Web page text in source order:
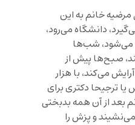
خانم به این
دانشگاه می‌رود،
می‌شود، شب‌ها
صبح‌ها پيش از
می‌کند، با هزار
یا ترجیحا دکتری برای
بعد از آن همه بدبختی
و پزش را